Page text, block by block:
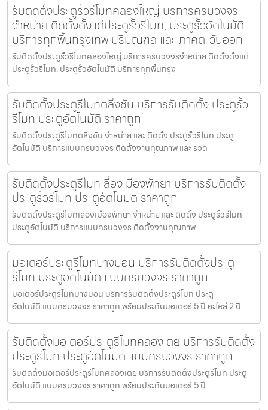
รับติดตั้งประตูรั้วรีโมทคลองใหญ่ บริการครบวงจร
จำหน่าย ติดตั้งตั้งแต่ประตูรั้วรีโมท, ประตูรั้วอัตโนมัติ
บริการทุกพื้นกรุงเทพ ปริมณฑล และ ภาคตะวันออก
รับติดตั้งประตูรั้วรีโมทคลองใหญ่ บริการครบวงจรจำหน่าย ติดตั้งตั้งแต่
ประตูรั้วรีโมท, ประตูรั้วอัตโนมัติ บริการทุกพื้นกรุง
รับติดตั้งประตูรีโมทตลิ่งชัน บริการรับติดตั้ง ประตูรั้ว
รีโมท ประตูอัตโนมัติ ราคาถูก
รับติดตั้งประตูรีโมทตลิ่งชัน จำหน่าย และ ติดตั้ง ประตูรั้วรีโมท ประตู
อัตโนมัติ บริการแบบครบวงจร ติดตั้งงานคุณภาพ และ รวด
รับติดตั้งประตูรีโมทเลี่องเมืองพัทยา บริการรับติดตั้ง
ประตูรั้วรีโมท ประตูอัตโนมัติ ราคาถูก
รับติดตั้งประตูรีโมทเลี่องเมืองพัทยา จำหน่าย และ ติดตั้ง ประตูรั้วรีโมท
ประตูอัตโนมัติ บริการแบบครบวงจร ติดตั้งงานคุณภาพ
มอเตอร์ประตูรีโมทบางบอน บริการรับติดตั้งประตู
รีโมท ประตูอัตโนมัติ แบบครบวงจร ราคาถูก
มอเตอร์ประตูรีโมทบางบอน บริการรับติดตั้งประตูรีโมท ประตู
อัตโนมัติ แบบครบวงจร ราคาถูก พร้อมประกันมอเตอร์ 5 ปี อะไหล่ 2 ปี
รับติดตั้งมอเตอร์ประตูรีโมทคลองเตย บริการรับติดตั้ง
ประตูรีโมท ประตูอัตโนมัติ แบบครบวงจร ราคาถูก
รับติดตั้งมอเตอร์ประตูรีโมทคลองเตย บริการรับติดตั้งประตูรีโมท ประตู
อัตโนมัติ แบบครบวงจร ราคาถูก พร้อมประกันมอเตอร์ 5 ปี